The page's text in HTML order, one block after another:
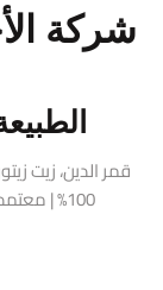
شركة
قمر الدين، زيت
100% | معتمدة ISO & FDA | نصدر لأوروبا والخليج وأمريكا